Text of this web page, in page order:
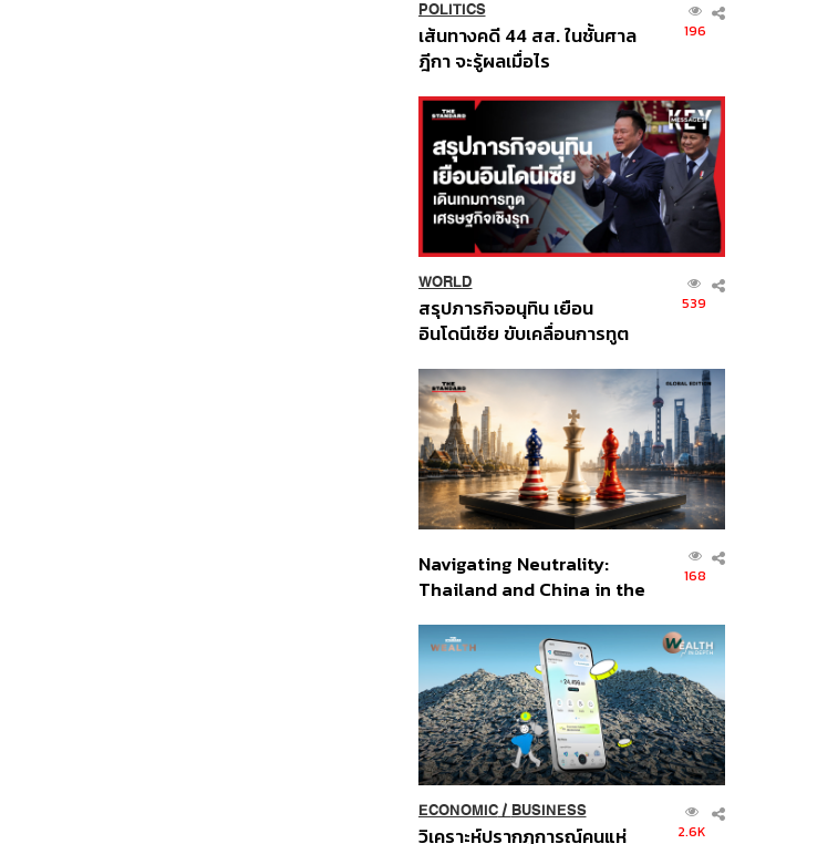
POLITICS
เส้นทางคดี 44 สส. ในชั้นศาล
ฎีกา จะรู้ผลเมื่อไร
196
WORLD
สรุปภารกิจอนุทิน เยือน
อินโดนีเซีย ขับเคลื่อนการทูต
ส่วนยุทธศาสตร์ไทย –
อินโดนีเซีย
539
Navigating Neutrality:
Thailand and China in the
Order
168
ECONOMIC/ BUSINESS
วิเคราะห์ปรากฏการณ์คนแห่ 2.6K